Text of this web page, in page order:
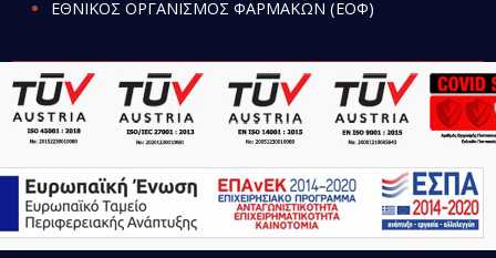
ΕΘΝΙΚΟΣ ΟΡΓΑΝΙΣΜΟΣ ΦΑΡΜΑΚΩΝ (ΕΟΦ)